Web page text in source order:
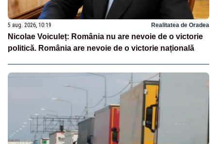
5 aug. 2026, 10:19 Realitatea de Oradea
Nicolae Voiculeț: România nu are nevoie de o victorie
politică. România are nevoie de o victorie națională